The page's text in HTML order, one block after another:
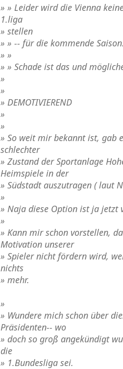
» » Leider wird die Vienna
1.liga
» stellen
» » -- für die kommende
» »
» » Schade ist das und
»
»
» DEMOTIVIEREND
»
»
» So weit mir bekannt ist, gab
schlechter
» Zustand der Sportanlage
Heimspiele in der
» Südstadt auszutragen ( laut
»
» Naja diese Option ist ja jetzt
»
» Kann mir schon vorstellen,
Motivation unserer
» Spieler nicht fördern wird,
nichts
» mehr.
»
» Wundere mich schon über
Präsidenten-- wo
» doch so groß angekündigt
die
» 1.Bundesliga sei.